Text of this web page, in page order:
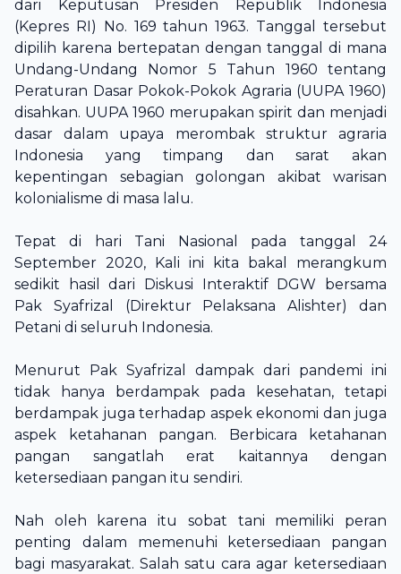
dari Keputusan Presiden Republik Indonesia
(Kepres RI) No. 169 tahun 1963. Tanggal tersebut
dipilih karena bertepatan dengan tanggal di mana
Undang-Undang Nomor 5 Tahun 1960 tentang
Peraturan Dasar Pokok-Pokok Agraria (UUPA 1960)
disahkan. UUPA 1960 merupakan spirit dan menjadi
dasar dalam upaya merombak struktur agraria
Indonesia yang timpang dan sarat akan
kepentingan sebagian golongan akibat warisan
kolonialisme di masa lalu.
Tepat di hari Tani Nasional pada tanggal 24
September 2020, Kali ini kita bakal merangkum
sedikit hasil dari Diskusi Interaktif DGW bersama
Pak Syafrizal (Direktur Pelaksana Alishter) dan
Petani di seluruh Indonesia.
Menurut Pak Syafrizal dampak dari pandemi ini
tidak hanya berdampak pada kesehatan, tetapi
berdampak juga terhadap aspek ekonomi dan juga
aspek ketahanan pangan. Berbicara ketahanan
pangan sangatlah erat kaitannya dengan
ketersediaan pangan itu sendiri.
Nah oleh karena itu sobat tani memiliki peran
penting dalam memenuhi ketersediaan pangan
bagi masyarakat. Salah satu cara agar ketersediaan